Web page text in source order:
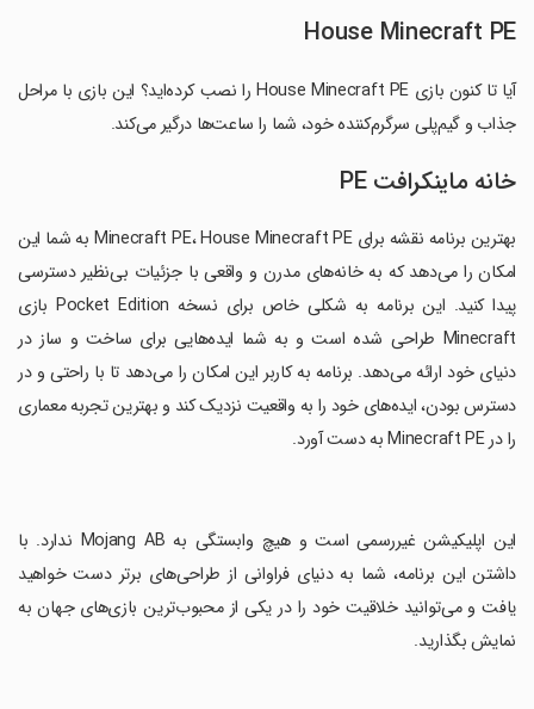
House Minecraft PE
آیا تا کنون بازی House Minecraft PE را نصب کرده‌اید؟ این بازی با مراحل
جذاب و گیم‌پلی سرگرم‌کننده خود، شما را ساعت‌ها درگیر می‌کند.
خانه ماینکرافت PE
بهترین برنامه نقشه برای Minecraft PE، House Minecraft PE به شما این
امکان را می‌دهد که به خانه‌های مدرن و واقعی با جزئیات بی‌نظیر دسترسی
پیدا کنید. این برنامه به شکلی خاص برای نسخه Pocket Edition بازی
Minecraft طراحی شده است و به شما ایده‌هایی برای ساخت و ساز در
دنیای خود ارائه می‌دهد. برنامه به کاربر این امکان را می‌دهد تا با راحتی و در
دسترس بودن، ایده‌های خود را به واقعیت نزدیک کند و بهترین تجربه معماری
را در Minecraft PE به دست آورد.
‏این اپلیکیشن غیررسمی است و هیچ وابستگی به Mojang AB ندارد. با
داشتن این برنامه، شما به دنیای فراوانی از طراحی‌های برتر دست خواهید
یافت و می‌توانید خلاقیت خود را در یکی از محبوب‌ترین بازی‌های جهان به
نمایش بگذارید.